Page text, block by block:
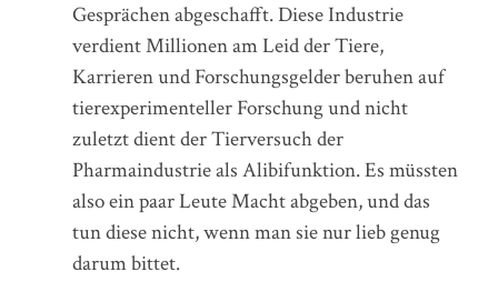
Gesprächen abgeschafft. Diese Industrie
verdient Millionen am Leid der Tiere,
Karrieren und Forschungsgelder beruhen auf
tierexperimenteller Forschung und nicht
zuletzt dient der Tierversuch der
Pharmaindustrie als Alibifunktion. Es müssten
also ein paar Leute Macht abgeben, und das
tun diese nicht, wenn man sie nur lieb genug
darum bittet.